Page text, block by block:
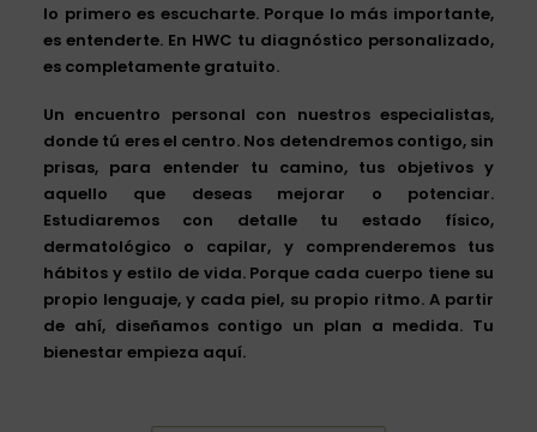
lo primero es escucharte. Porque lo más importante,
es entenderte. En HWC tu diagnóstico personalizado,
es completamente gratuito.
Un encuentro personal con nuestros especialistas,
donde tú eres el centro. Nos detendremos contigo, sin
prisas, para entender tu camino, tus objetivos y
aquello que deseas mejorar o potenciar.
Estudiaremos con detalle tu estado físico,
dermatológico o capilar, y comprenderemos tus
hábitos y estilo de vida. Porque cada cuerpo tiene su
propio lenguaje, y cada piel, su propio ritmo. A partir
de ahí, diseñamos contigo un plan a medida. Tu
bienestar empieza aquí.